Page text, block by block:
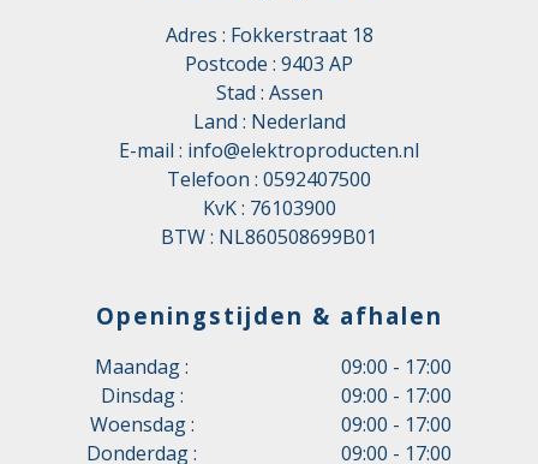
Adres : Fokkerstraat 18
Postcode : 9403 AP
Stad : Assen
Land : Nederland
E-mail : info@elektroproducten.nl
Telefoon : 0592407500
KvK : 76103900
BTW : NL860508699B01
Openingstijden & afhalen
Maandag :
09:00 - 17:00
Dinsdag :
09:00 - 17:00
Woensdag :
09:00 - 17:00
Donderdag :
09:00 - 17:00